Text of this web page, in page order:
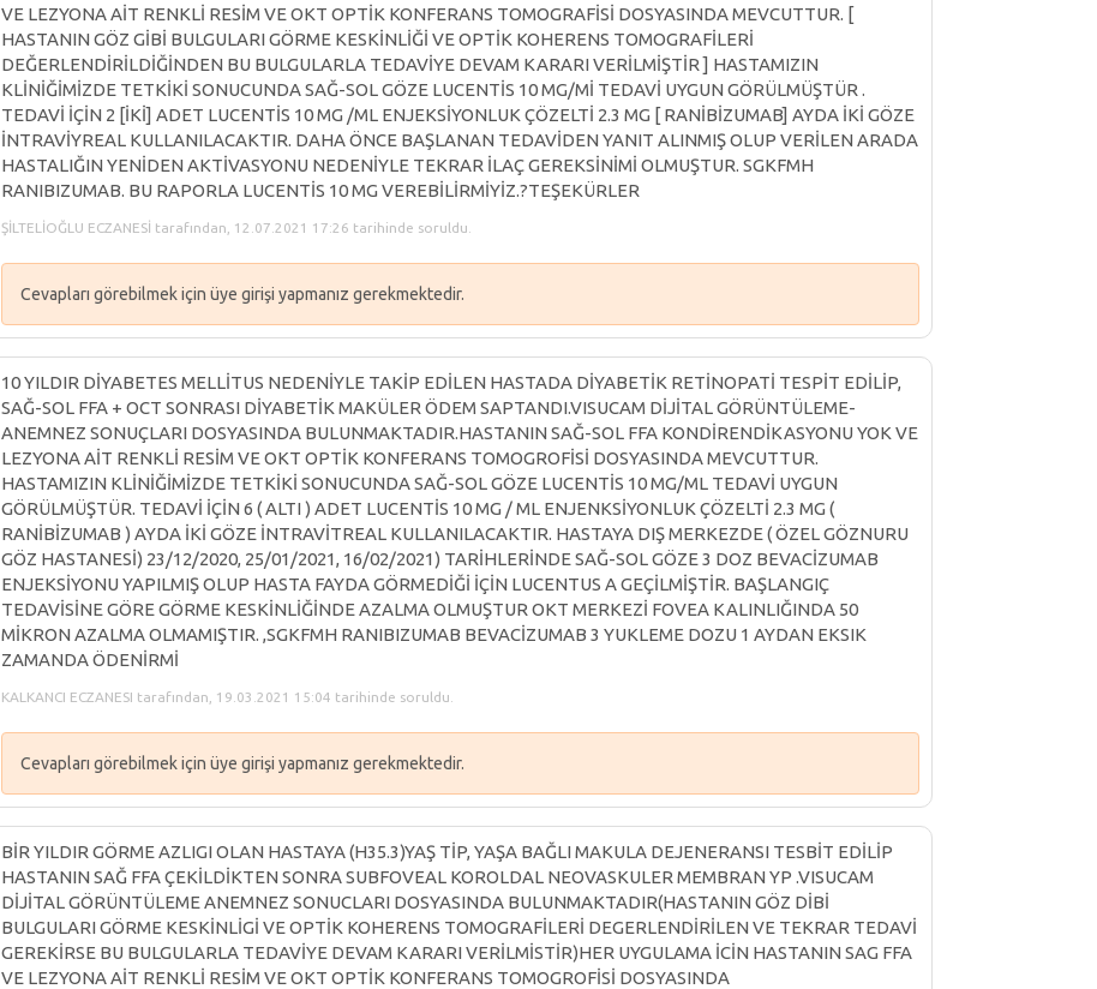
VE LEZYONA AİT RENKLİ RESİM VE OKT OPTİK KONFERANS TOMOGRAFİSİ DOSYASINDA MEVCUTTUR. [
HASTANIN GÖZ GİBİ BULGULARI GÖRME KESKİNLİĞİ VE OPTİK KOHERENS TOMOGRAFİLERİ
DEĞERLENDİRİLDİĞİNDEN BU BULGULARLA TEDAVİYE DEVAM KARARI VERİLMİŞTİR ] HASTAMIZIN
KLİNİĞİMİZDE TETKİKİ SONUCUNDA SAĞ-SOL GÖZE LUCENTİS 10 MG/Mİ TEDAVİ UYGUN GÖRÜLMÜŞTÜR .
TEDAVİ İÇİN 2 [İKİ] ADET LUCENTİS 10 MG /ML ENJEKSİYONLUK ÇÖZELTİ 2.3 MG [ RANİBİZUMAB] AYDA İKİ GÖZE
İNTRAVİYREAL KULLANILACAKTIR. DAHA ÖNCE BAŞLANAN TEDAVİDEN YANIT ALINMIŞ OLUP VERİLEN ARADA
HASTALIĞIN YENİDEN AKTİVASYONU NEDENİYLE TEKRAR İLAÇ GEREKSİNİMİ OLMUŞTUR. SGKFMH
RANIBIZUMAB. BU RAPORLA LUCENTİS 10 MG VEREBİLİRMİYİZ.?TEŞEKÜRLER
ŞİLTELİOĞLU ECZANESİ tarafından, 12.07.2021 17:26 tarihinde soruldu.
Cevapları görebilmek için üye girişi yapmanız gerekmektedir.
10 YILDIR DİYABETES MELLİTUS NEDENİYLE TAKİP EDİLEN HASTADA DİYABETİK RETİNOPATİ TESPİT EDİLİP,
SAĞ-SOL FFA + OCT SONRASI DİYABETİK MAKÜLER ÖDEM SAPTANDI.VISUCAM DİJİTAL GÖRÜNTÜLEME-
ANEMNEZ SONUÇLARI DOSYASINDA BULUNMAKTADIR.HASTANIN SAĞ-SOL FFA KONDİRENDİKASYONU YOK VE
LEZYONA AİT RENKLİ RESİM VE OKT OPTİK KONFERANS TOMOGROFİSİ DOSYASINDA MEVCUTTUR.
HASTAMIZIN KLİNİĞİMİZDE TETKİKİ SONUCUNDA SAĞ-SOL GÖZE LUCENTİS 10 MG/ML TEDAVİ UYGUN
GÖRÜLMÜŞTÜR. TEDAVİ İÇİN 6 ( ALTI ) ADET LUCENTİS 10 MG / ML ENJENKSİYONLUK ÇÖZELTİ 2.3 MG (
RANİBİZUMAB ) AYDA İKİ GÖZE İNTRAVİTREAL KULLANILACAKTIR. HASTAYA DIŞ MERKEZDE ( ÖZEL GÖZNURU
GÖZ HASTANESİ) 23/12/2020, 25/01/2021, 16/02/2021) TARİHLERİNDE SAĞ-SOL GÖZE 3 DOZ BEVACİZUMAB
ENJEKSİYONU YAPILMIŞ OLUP HASTA FAYDA GÖRMEDİĞİ İÇİN LUCENTUS A GEÇİLMİŞTİR. BAŞLANGIÇ
TEDAVİSİNE GÖRE GÖRME KESKİNLİĞİNDE AZALMA OLMUŞTUR OKT MERKEZİ FOVEA KALINLIĞINDA 50
MİKRON AZALMA OLMAMIŞTIR. ,SGKFMH RANIBIZUMAB BEVACİZUMAB 3 YUKLEME DOZU 1 AYDAN EKSIK
ZAMANDA ÖDENİRMİ
KALKANCI ECZANESI tarafından, 19.03.2021 15:04 tarihinde soruldu.
Cevapları görebilmek için üye girişi yapmanız gerekmektedir.
BİR YILDIR GÖRME AZLIGI OLAN HASTAYA (H35.3)YAŞ TİP, YAŞA BAĞLI MAKULA DEJENERANSI TESBİT EDİLİP
HASTANIN SAĞ FFA ÇEKİLDİKTEN SONRA SUBFOVEAL KOROLDAL NEOVASKULER MEMBRAN YP .VISUCAM
DİJİTAL GÖRÜNTÜLEME ANEMNEZ SONUCLARI DOSYASINDA BULUNMAKTADIR(HASTANIN GÖZ DİBİ
BULGULARI GÖRME KESKİNLİGİ VE OPTİK KOHERENS TOMOGRAFİLERİ DEGERLENDİRİLEN VE TEKRAR TEDAVİ
GEREKİRSE BU BULGULARLA TEDAVİYE DEVAM KARARI VERİLMİSTİR)HER UYGULAMA İCİN HASTANIN SAG FFA
VE LEZYONA AİT RENKLİ RESİM VE OKT OPTİK KONFERANS TOMOGROFİSİ DOSYASINDA